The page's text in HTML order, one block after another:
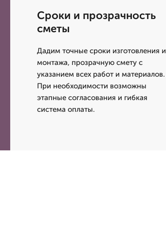
Сроки и прозрачность
сметы
Дадим точные сроки изготовления и
монтажа, прозрачную смету с
указанием всех работ и материалов.
При необходимости возможны
этапные согласования и гибкая
система оплаты.